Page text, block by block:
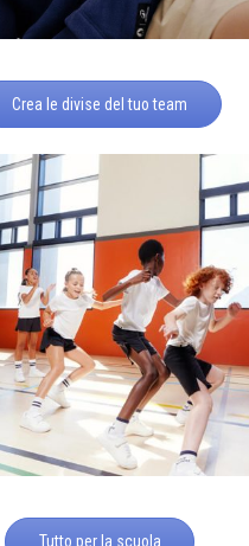
Crea le divise del tuo team
Tutto per la scuola